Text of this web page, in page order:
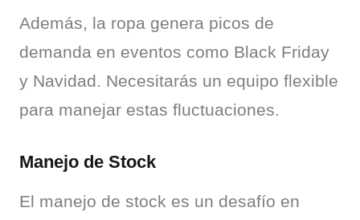
Además, la ropa genera picos de
demanda en eventos como Black Friday
y Navidad. Necesitarás un equipo flexible
para manejar estas fluctuaciones.
Manejo de Stock
El manejo de stock es un desafío en